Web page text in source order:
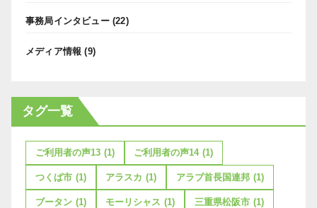
事務局インタビュー(22)
メディア情報 (9)
タグ一覧
ご利用者の声13 (1) ご利用者の声14 (1)
つくば市 (1) アラスカ (1) アラブ首長国連邦 (1)
ブータン (1) モーリシャス (1) 三重県松阪市 (1)